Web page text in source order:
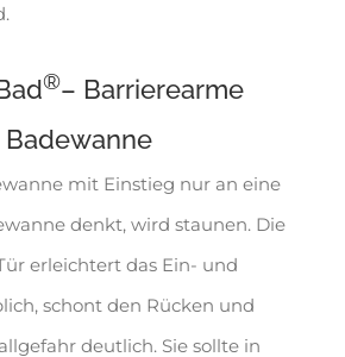
®– Barrierearme
Badewanne
mit Einstieg nur an eine
denkt, wird staunen. Die
erleichtert das Ein- und
schont den Rücken und
deutlich. Sie sollte in